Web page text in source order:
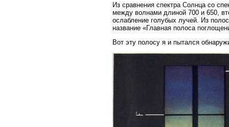
Из сравнения спектра Солнца со
между волнами длиной 700 и 650,
ослабление голубых лучей. Из
название «Главная полоса
Вот эту полосу я и пытался